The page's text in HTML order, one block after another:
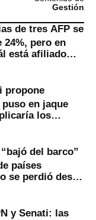
Gestión
de tres AFP se
24%, pero en
está afiliado
propone
en jaque
los
del barco”
países
se perdió desde
y Senati: las